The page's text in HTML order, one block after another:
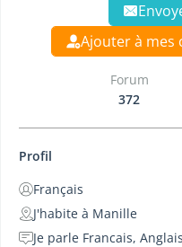
Ajouter à mes
Forum
372
Profil
Français
J'habite à Manille
Je parle Francais,